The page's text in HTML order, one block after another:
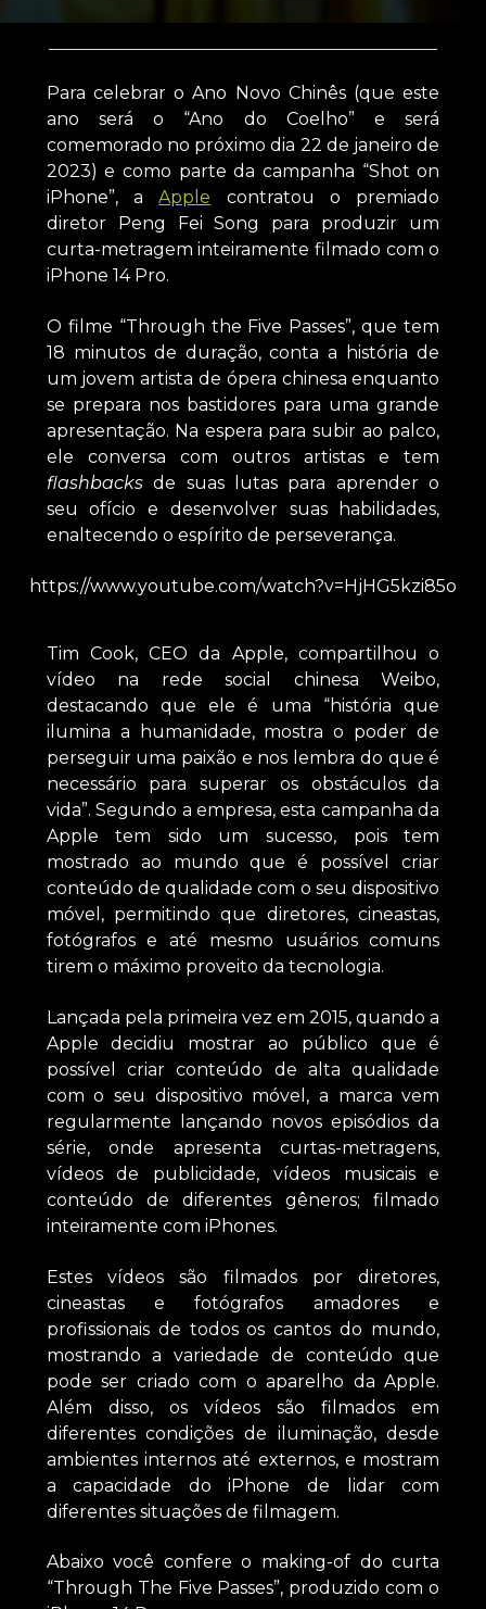
Para celebrar o Ano Novo Chinês (que este
ano será o “Ano do Coelho” e será
comemorado no próximo dia 22 de janeiro de
2023) e como parte da campanha “Shot on
iPhone”, aApple contratou o premiado
diretor Peng Fei Song para produzir um
curta-metragem inteiramente filmado com o
iPhone 14 Pro.
O filme “Through the Five Passes”, que tem
18 minutos de duração, conta a história de
um jovem artista de ópera chinesa enquanto
se prepara nos bastidores para uma grande
apresentação. Na espera para subir ao palco,
ele conversa com outros artistas e tem
flashbacksde suas lutas para aprender o
seu ofício e desenvolver suas habilidades,
enaltecendo o espírito de perseverança.
https://www.youtube.com/watch?v=HjHG5kzi85o
Tim Cook, CEO da Apple, compartilhou o
vídeo na rede social chinesa Weibo,
destacando que ele é uma “história que
ilumina a humanidade, mostra o poder de
perseguir uma paixão e nos lembra do que é
necessário para superar os obstáculos da
vida”. Segundo a empresa, esta campanha da
Apple tem sido um sucesso, pois tem
mostrado ao mundo que é possível criar
conteúdo de qualidade com o seu dispositivo
móvel, permitindo que diretores, cineastas,
fotógrafos e até mesmo usuários comuns
tirem o máximo proveito da tecnologia.
Lançada pela primeira vez em 2015, quando a
Apple decidiu mostrar ao público que é
possível criar conteúdo de alta qualidade
com o seu dispositivo móvel, a marca vem
regularmente lançando novos episódios da
série, onde apresenta curtas-metragens,
vídeos de publicidade, vídeos musicais e
conteúdo de diferentes gêneros; filmado
inteiramente com iPhones.
Estes vídeos são filmados por diretores,
cineastas e fotógrafos amadores e
profissionais de todos os cantos do mundo,
mostrando a variedade de conteúdo que
pode ser criado com o aparelho da Apple.
Além disso, os vídeos são filmados em
diferentes condições de iluminação, desde
ambientes internos até externos, e mostram
a capacidade do iPhone de lidar com
diferentes situações de filmagem.
Abaixo você confere o making-of do curta
“Through The Five Passes”, produzido com o